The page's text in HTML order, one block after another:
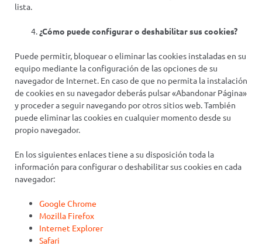
lista.
¿Cómo puede configurar o deshabilitar sus cookies?
Puede permitir, bloquear o eliminar las cookies instaladas en su
equipo mediante la configuración de las opciones de su
navegador de Internet. En caso de que no permita la instalación
de cookies en su navegador deberás pulsar «Abandonar Página»
y proceder a seguir navegando por otros sitios web. También
puede eliminar las cookies en cualquier momento desde su
propio navegador.
En los siguientes enlaces tiene a su disposición toda la
información para configurar o deshabilitar sus cookies en cada
navegador:
Google Chrome
Mozilla Firefox
Internet Explorer
Safari